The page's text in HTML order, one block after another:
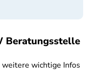
Beratungsstelle
wichtige Infos